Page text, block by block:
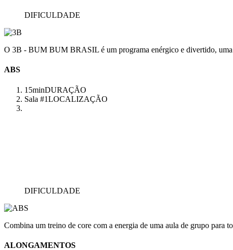
DIFICULDADE
O 3B - BUM BUM BRASIL é um programa enérgico e divertido, uma
ABS
15minDURAÇÃO
Sala #1LOCALIZAÇÃO
DIFICULDADE
Combina um treino de core com a energia de uma aula de grupo para
ALONGAMENTOS